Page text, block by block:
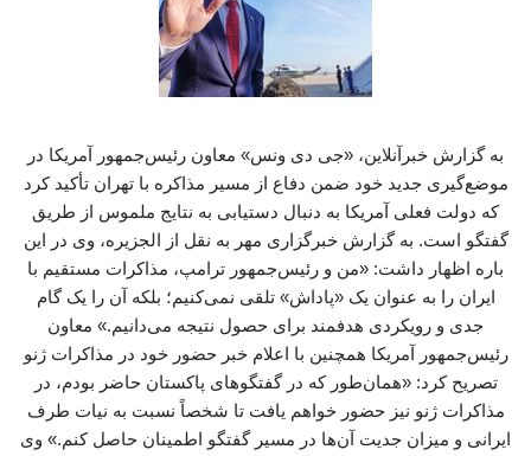
به گزارش خبرآنلاین، «جی دی ونس» معاون رئیس‌جمهور آمریکا در
موضع‌گیری جدید خود ضمن دفاع از مسیر مذاکره با تهران تأکید کرد
که دولت فعلی آمریکا به دنبال دستیابی به نتایج ملموس از طریق
گفتگو است. به گزارش خبرگزاری مهر به نقل از الجزیره، وی در این
باره اظهار داشت: «من و رئیس‌جمهور ترامپ، مذاکرات مستقیم با
ایران را به عنوان یک «پاداش» تلقی نمی‌کنیم؛ بلکه آن را یک گام
جدی و رویکردی هدفمند برای حصول نتیجه می‌دانیم.» معاون
رئیس‌جمهور آمریکا همچنین با اعلام خبر حضور خود در مذاکرات ژنو
تصریح کرد: «همان‌طور که در گفتگوهای پاکستان حاضر بودم، در
مذاکرات ژنو نیز حضور خواهم یافت تا شخصاً نسبت به نیات طرف
ایرانی و میزان جدیت آن‌ها در مسیر گفتگو اطمینان حاصل کنم.» وی